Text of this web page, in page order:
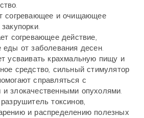
согревающее и очищающее
согревающее действие,
еды от заболевания десен.
усваивать крахмальную пищу и
средство, сильный стимулятор
справляться с
злокачественными опухолями.
токсинов,
и распределению полезных